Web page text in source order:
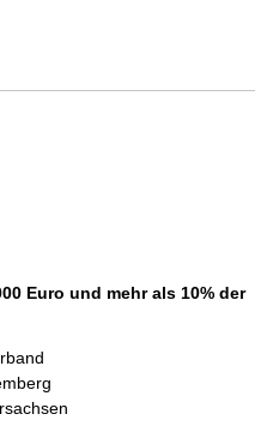
Euro und mehr als 10% der